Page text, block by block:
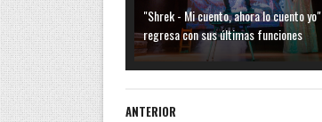
"Shrek - Mi cuento, ahora lo cuento yo"
regresa con sus últimas funciones
ANTERIOR